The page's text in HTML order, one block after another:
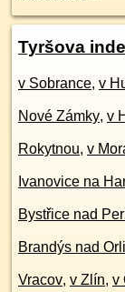
Tyršova inde
v Sobrance, v
Nové Zámky, v
Rokytnou, v
Ivanovice na
Bystřice nad
Brandýs nad
Vracov, v Zlín, v